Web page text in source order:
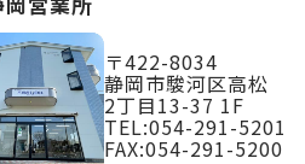
〒422-8034
静岡市駿河区高松
2丁目13-37 1F
TEL:054-291-5201
FAX:054-291-5200